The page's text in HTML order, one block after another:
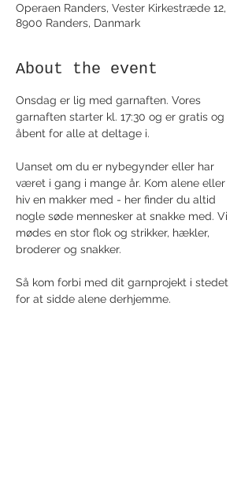
Operaen Randers, Vester Kirkestræde 12,
8900 Randers, Danmark
About the event
Onsdag er lig med garnaften. Vores
garnaften starter kl. 17:30 og er gratis og
åbent for alle at deltage i.
Uanset om du er nybegynder eller har
været i gang i mange år. Kom alene eller
hiv en makker med - her finder du altid
nogle søde mennesker at snakke med. Vi
mødes en stor flok og strikker, hækler,
broderer og snakker.
Så kom forbi med dit garnprojekt i stedet
for at sidde alene derhjemme.